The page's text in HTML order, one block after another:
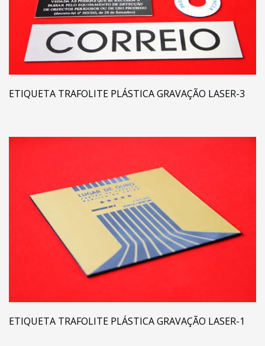
ETIQUETA TRAFOLITE PLÁSTICA GRAVAÇÃO LASER-3
ETIQUETA TRAFOLITE PLÁSTICA GRAVAÇÃO LASER-1